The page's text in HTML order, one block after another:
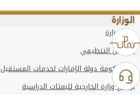
الوزارة
عن الوزارة
الهيكل التنظيمي
وعد حكومة دولة الإمارات لخدمات المستقبل
برنامج وزارة الخارجية للبعثات الدراسية